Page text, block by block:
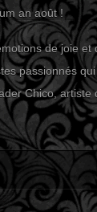
an août !
de joie et
passionnés
Chico, artiste